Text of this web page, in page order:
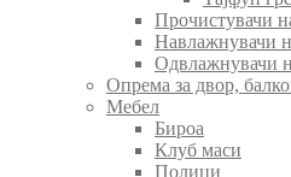
Прочистувачи
Навлажнувачи
Одвлажнувачи
Опрема за двор,
Мебел
Бироа
Клуб маси
Полици